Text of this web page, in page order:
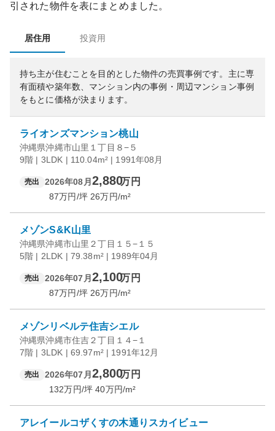
引された物件を表にまとめました。
居住用 投資用
持ち主が住むことを目的とした物件の売買事例です。 主に専
有面積や築年数、マンション内の事例・周辺マンション事例
をもとに価格が決まります。
ライオンズマンション桃山
沖縄県沖縄市山里１丁目８−５
9階 | 3LDK | 110.04m² | 1991年08月
売出 2026年08月 2,880万円
87万円/坪 26万円/m²
メゾンS&K山里
沖縄県沖縄市山里２丁目１５−１５
5階 | 2LDK | 79.38m² | 1989年04月
売出 2026年07月 2,100万円
87万円/坪 26万円/m²
メゾンリベルテ住吉シエル
沖縄県沖縄市住吉２丁目１４−１
7階 | 3LDK | 69.97m² | 1991年12月
売出 2026年07月 2,800万円
132万円/坪 40万円/m²
アレイールコザくすの木通りスカイビュー